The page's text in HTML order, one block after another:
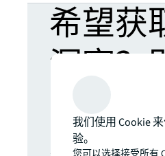
希望获
洞察？
阅，
我们使用 Cookie
验。